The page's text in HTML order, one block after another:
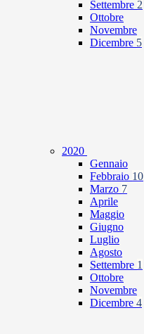
Settembre 2
Ottobre
Novembre
Dicembre 5
2020
Gennaio
Febbraio 10
Marzo 7
Aprile
Maggio
Giugno
Luglio
Agosto
Settembre 1
Ottobre
Novembre
Dicembre 4